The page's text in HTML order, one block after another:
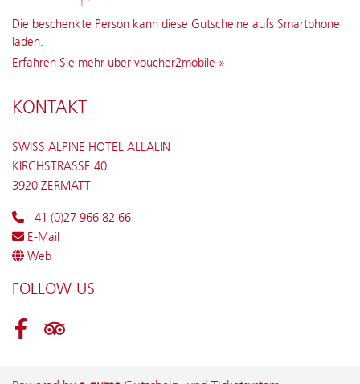
Die beschenkte Person kann diese Gutscheine aufs Smartphone
laden.
Erfahren Sie mehr über voucher2mobile »
KONTAKT
SWISS ALPINE HOTEL ALLALIN
KIRCHSTRASSE 40
3920 ZERMATT
+41 (0)27 966 82 66
E-Mail
Web
FOLLOW US
FacebookTripadvisor